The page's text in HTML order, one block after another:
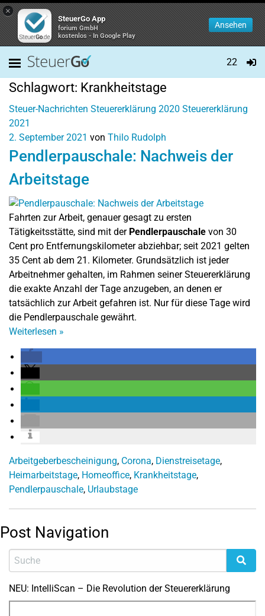
×
SteuerGo App
forium GmbH
kostenlos - In Google Play
Ansehen
22
Schlagwort: Krankheitstage
Steuer-Nachrichten Steuererklärung 2020 Steuererklärung
2021
2. September 2021 von Thilo Rudolph
Pendlerpauschale: Nachweis der
Arbeitstage
Fahrten zur Arbeit, genauer gesagt zu ersten
Tätigkeitsstätte, sind mit der Pendlerpauschale von 30
Cent pro Entfernungskilometer abziehbar; seit 2021 gelten
35 Cent ab dem 21. Kilometer. Grundsätzlich ist jeder
Arbeitnehmer gehalten, im Rahmen seiner Steuererklärung
die exakte Anzahl der Tage anzugeben, an denen er
tatsächlich zur Arbeit gefahren ist. Nur für diese Tage wird
die Pendlerpauschale gewährt.
Weiterlesen »
Arbeitgeberbescheinigung, Corona, Dienstreisetage,
Heimarbeitstage, Homeoffice, Krankheitstage,
Pendlerpauschale, Urlaubstage
Post Navigation
NEU: IntelliScan – Die Revolution der Steuererklärung